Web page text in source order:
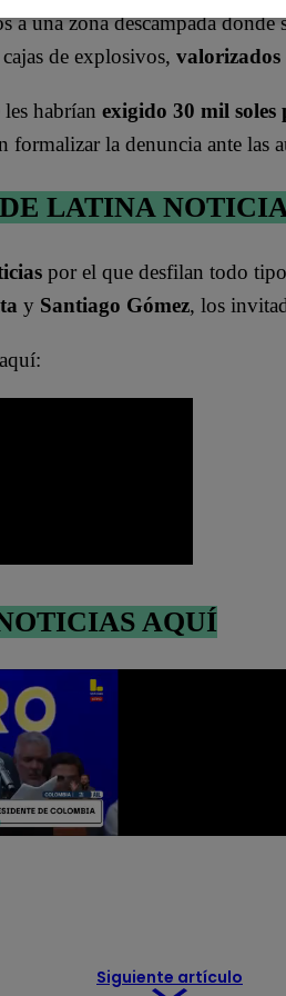
una zona descampada donde
de explosivos, valorizados
habrían exigido 30 mil
formalizar la denuncia ante las
LATINA
por el que desfilan todo
y Santiago Gómez, los
aquí:
AQUÍ
Siguiente artículo